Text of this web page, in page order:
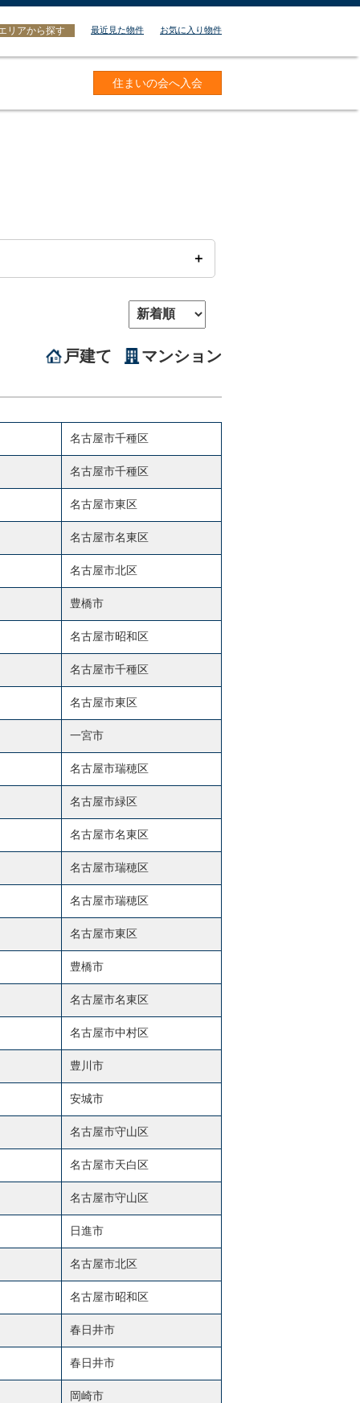
リアから探す 最近見た物件 お気に入り物件
住まいの会へ入会
戸建て マンション
名古屋市千種区
名古屋市千種区
名古屋市東区
名古屋市名東区
名古屋市北区
豊橋市
名古屋市昭和区
名古屋市千種区
名古屋市東区
一宮市
名古屋市瑞穂区
名古屋市緑区
名古屋市名東区
名古屋市瑞穂区
名古屋市瑞穂区
名古屋市東区
豊橋市
名古屋市名東区
名古屋市中村区
豊川市
安城市
名古屋市守山区
名古屋市天白区
名古屋市守山区
日進市
名古屋市北区
名古屋市昭和区
春日井市
春日井市
岡崎市